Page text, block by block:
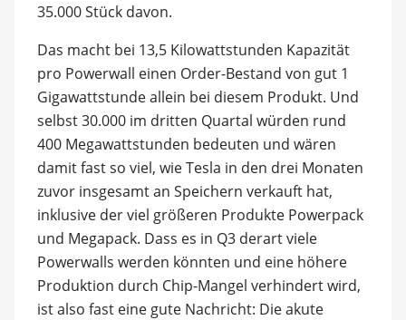
35.000 Stück davon.
Das macht bei 13,5 Kilowattstunden Kapazität
pro Powerwall einen Order-Bestand von gut 1
Gigawattstunde allein bei diesem Produkt. Und
selbst 30.000 im dritten Quartal würden rund
400 Megawattstunden bedeuten und wären
damit fast so viel, wie Tesla in den drei Monaten
zuvor insgesamt an Speichern verkauft hat,
inklusive der viel größeren Produkte Powerpack
und Megapack. Dass es in Q3 derart viele
Powerwalls werden könnten und eine höhere
Produktion durch Chip-Mangel verhindert wird,
ist also fast eine gute Nachricht: Die akute